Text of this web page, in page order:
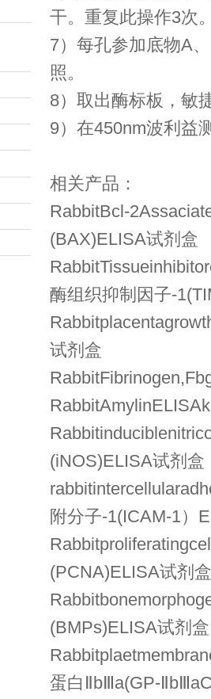
干。重复此操作3次
7）每孔参加底物A
照。
8）取出酶标板，敏
9）在450nm波利益
相关产品：
RabbitBcl-
(BAX)ELISA试剂盒
酶组织抑制因子-
试剂盒
(iNOS)ELISA试剂盒
附分子-1(ICAM-1）
(PCNA)ELISA试剂盒
(BMPs)ELISA试剂盒
蛋白ⅡbⅢa(GP-